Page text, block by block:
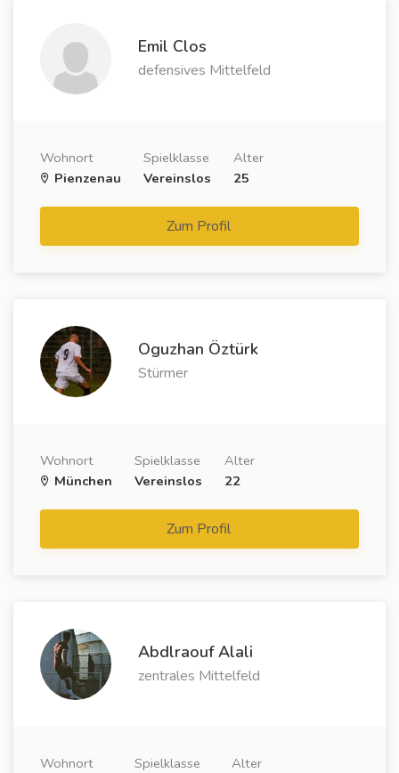
Emil Clos
defensives Mittelfeld
Wohnort
Pienzenau
Spielklasse
Vereinslos
Alter
25
Zum Profil
Oguzhan Öztürk
Stürmer
Wohnort
München
Spielklasse
Vereinslos
Alter
22
Zum Profil
Abdlraouf Alali
zentrales Mittelfeld
Wohnort
Spielklasse
Alter